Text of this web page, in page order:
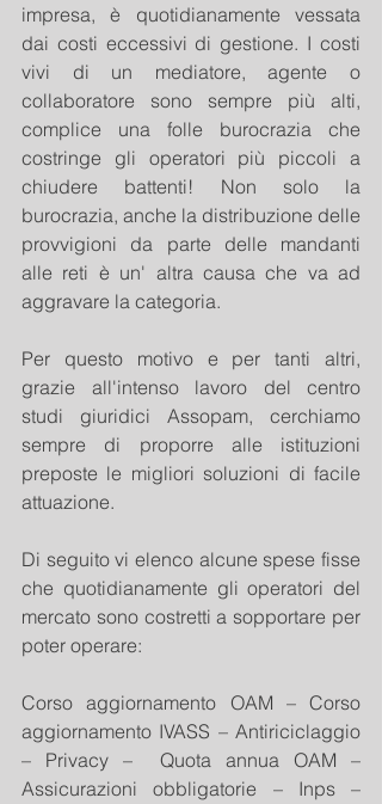
impresa, è quotidianamente vessata
dai costi eccessivi di gestione. I costi
vivi di un mediatore, agente o
collaboratore sono sempre più alti,
complice una folle burocrazia che
costringe gli operatori più piccoli a
chiudere battenti! Non solo la
burocrazia, anche la distribuzione delle
provvigioni da parte delle mandanti
alle reti è un' altra causa che va ad
aggravare la categoria.
Per questo motivo e per tanti altri,
grazie all'intenso lavoro del centro
studi giuridici Assopam, cerchiamo
sempre di proporre alle istituzioni
preposte le migliori soluzioni di facile
attuazione.
Di seguito vi elenco alcune spese fisse
che quotidianamente gli operatori del
mercato sono costretti a sopportare per
poter operare:
Corso aggiornamento OAM – Corso
aggiornamento IVASS – Antiriciclaggio
– Privacy –  Quota annua OAM –
Assicurazioni obbligatorie – Inps –